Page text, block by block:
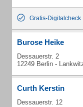
Gratis-Digitalcheck
Burose Heike
Dessauerstr. 2
12249 Berlin -
Curth Kerstin
Dessauerstr. 12